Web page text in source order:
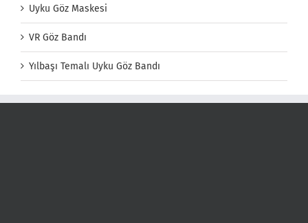
Uyku Göz Maskesi
VR Göz Bandı
Yılbaşı Temalı Uyku Göz Bandı